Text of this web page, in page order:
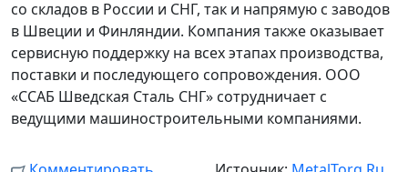
со складов в России и СНГ, так и напрямую с заводов
в Швеции и Финляндии. Компания также оказывает
сервисную поддержку на всех этапах производства,
поставки и последующего сопровождения. ООО
«ССАБ Шведская Сталь СНГ» сотрудничает с
ведущими машиностроительными компаниями.